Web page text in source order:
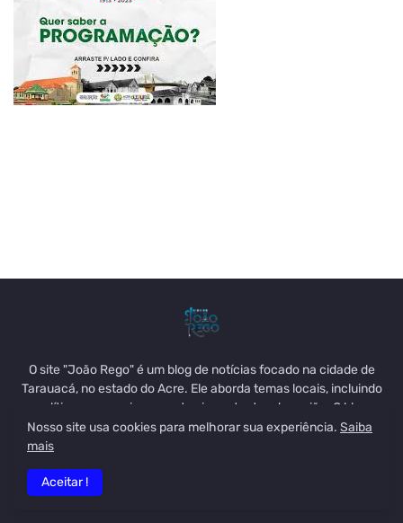
O site "João Rego" é um blog de notícias focado na cidade de
Tarauacá, no estado do Acre. Ele aborda temas locais, incluindo
política, economia e eventos importantes da região. O blog
também destaca decisões legislativas, como o aumento de
salários de políticos locais, e questões relacionadas à
prefeituras. É uma fonte relevante para quem acompanha os
Nosso site usa cookies para melhorar sua experiência. Saiba
mais
Aceitar !